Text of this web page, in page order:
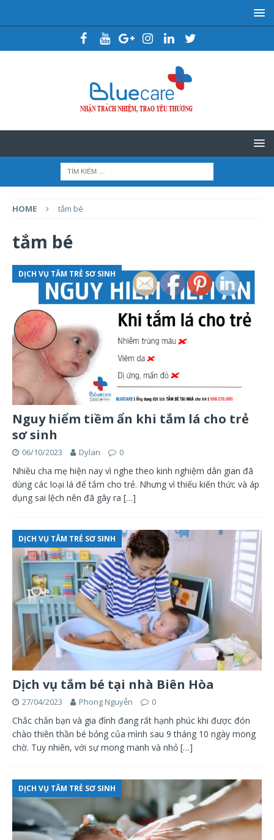
HOME tắm bé
tắm bé
DỊCH VỤ TẮM TRẺ SƠ SINH
Nguy hiểm tiềm ẩn khi tắm lá cho trẻ
sơ sinh
06/10/2023 Dylan 0
Nhiều cha mẹ hiện nay vì nghe theo kinh nghiệm dân gian đã
dùng các loại lá để tắm cho trẻ. Nhưng vì thiếu kiến thức và áp
dụng sai lệch nên đã gây ra […]
DỊCH VỤ TẮM TRẺ SƠ SINH
Dịch vụ tắm bé tại nhà Biên Hòa
27/04/2023 Phong Nguyễn 0
Chắc chắn bạn và gia đình đang rất hạnh phúc khi được đón
chào thiên thần bé bỏng của mình sau 9 tháng 10 ngày mong
chờ. Tuy nhiên, với sự mong manh và nhỏ […]
DỊCH VỤ TẮM TRẺ SƠ SINH